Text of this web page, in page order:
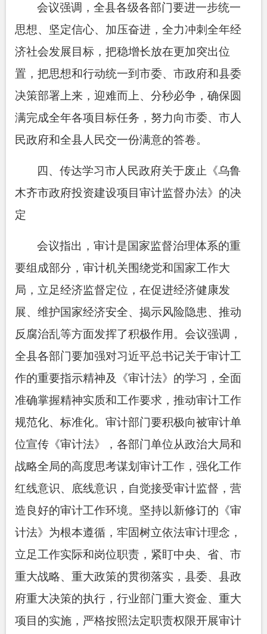
会议强调，全县各级各部门要进一步统一
思想、坚定信心、加压奋进，全力冲刺全年经
济社会发展目标，把稳增长放在更加突出位
置，把思想和行动统一到市委、市政府和县委
决策部署上来，迎难而上、分秒必争，确保圆
满完成全年各项目标任务，努力向市委、市人
民政府和全县人民交一份满意的答卷。
四、传达学习市人民政府关于废止《乌鲁
木齐市政府投资建设项目审计监督办法》的决
定
会议指出，审计是国家监督治理体系的重
要组成部分，审计机关围绕党和国家工作大
局，立足经济监督定位，在促进经济健康发
展、维护国家经济安全、揭示风险隐患、推动
反腐治乱等方面发挥了积极作用。会议强调，
全县各部门要加强对习近平总书记关于审计工
作的重要指示精神及《审计法》的学习，全面
准确掌握精神实质和工作要求，推动审计工作
规范化、标准化。审计部门要积极向被审计单
位宣传《审计法》，各部门单位从政治大局和
战略全局的高度思考谋划审计工作，强化工作
红线意识、底线意识，自觉接受审计监督，营
造良好的审计工作环境。坚持以新修订的《审
计法》为根本遵循，牢固树立依法审计理念，
立足工作实际和岗位职责，紧盯中央、省、市
重大战略、重大政策的贯彻落实，县委、县政
府重大决策的执行，行业部门重大资金、重大
项目的实施，严格按照法定职责权限开展审计